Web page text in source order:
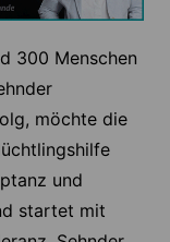
300 Menschen
möchte die
und
startet mit